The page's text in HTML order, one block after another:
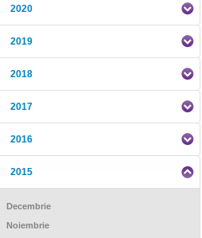
2020
2019
2018
2017
2016
2015
Decembrie
Noiembrie